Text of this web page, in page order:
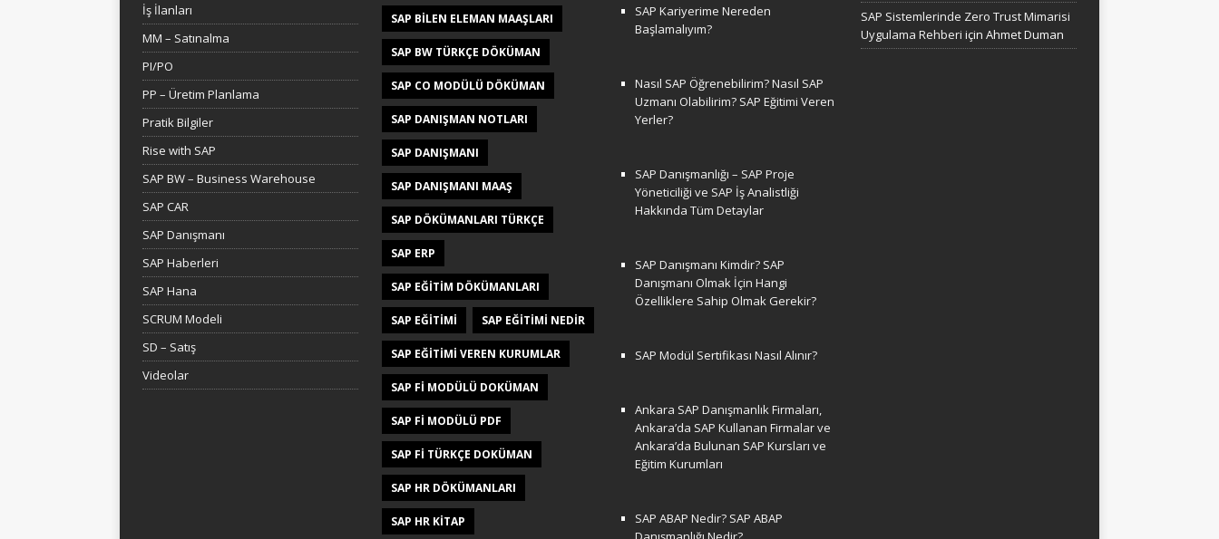
İş İlanları
MM – Satınalma
PI/PO
PP – Üretim Planlama
Pratik Bilgiler
Rise with SAP
SAP BW – Business Warehouse
SAP CAR
SAP Danışmanı
SAP Haberleri
SAP Hana
SCRUM Modeli
SD – Satış
Videolar
SAP BILEN ELEMAN MAAŞLARI
SAP BW TÜRKÇE DÖKÜMAN
SAP CO MODÜLÜ DÖKÜMAN
SAP DANIŞMAN NOTLARI
SAP DANIŞMANI
SAP DANIŞMANI MAAŞ
SAP DÖKÜMANLARI TÜRKÇE
SAP ERP
SAP EĞITIM DÖKÜMANLARI
SAP EĞITIMI SAP EĞITIMI NEDIR
SAP EĞITIMI VEREN KURUMLAR
SAP FI MODÜLÜ DOKÜMAN
SAP FI MODÜLÜ PDF
SAP FI TÜRKÇE DOKÜMAN
SAP HR DÖKÜMANLARI
SAP HR KITAP
SAP Kariyerime Nereden
Başlamalıyım?
Nasıl SAP Öğrenebilirim? Nasıl SAP
Uzmanı Olabilirim? SAP Eğitimi Veren
Yerler?
SAP Danışmanlığı – SAP Proje
Yöneticiliği ve SAP İş Analistliği
Hakkında Tüm Detaylar
SAP Danışmanı Kimdir? SAP
Danışmanı Olmak İçin Hangi
Özelliklere Sahip Olmak Gerekir?
SAP Modül Sertifikası Nasıl Alınır?
Ankara SAP Danışmanlık Firmaları,
Ankara’da SAP Kullanan Firmalar ve
Ankara’da Bulunan SAP Kursları ve
Eğitim Kurumları
SAP ABAP Nedir? SAP ABAP
SAP Sistemlerinde Zero Trust Mimarisi
Uygulama Rehberi için Ahmet Duman